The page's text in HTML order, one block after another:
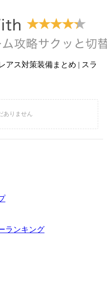
アス対策装備まとめ | スラ
ランキング